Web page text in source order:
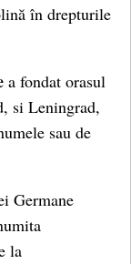
în drepturile
a fondat orasul
si Leningrad,
sau de
Germane
la